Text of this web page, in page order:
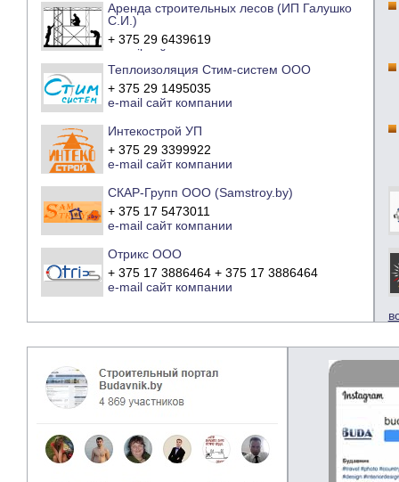
Аренда строительных лесов (ИП Галушко
С.И.)
+ 375 29 6439619
e-mail
сайт компании
Теплоизоляция Стим-систем ООО
+ 375 29 1495035
e-mail сайт компании
Интекострой УП
+ 375 29 3399922
e-mail сайт компании
СКАР-Групп ООО (Samstroy.by)
+ 375 17 5473011
e-mail сайт компании
Отрикс ООО
+ 375 17 3886464 + 375 17 3886464
e-mail сайт компании